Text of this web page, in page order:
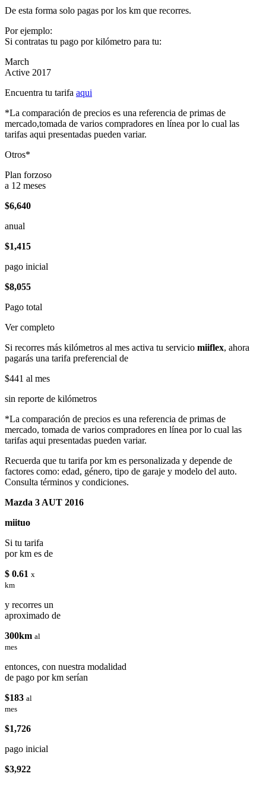
De esta forma solo pagas por los km que recorres.
Por ejemplo:
Si contratas tu pago por kilómetro para tu:
March
Active 2017
Encuentra tu tarifa aqui
*La comparación de precios es una referencia de primas de
mercado,tomada de varios compradores en línea por lo cual las
tarifas aqui presentadas pueden variar.
Otros*
Plan forzoso
a 12 meses
$6,640
anual
$1,415
pago inicial
$8,055
Pago total
Ver completo
Si recorres más kilómetros al mes activa tu servicio miiflex, ahora
pagarás una tarifa preferencial de
$441 al mes
sin reporte de kilómetros
*La comparación de precios es una referencia de primas de
mercado, tomada de varios compradores en línea por lo cual las
tarifas aqui presentadas pueden variar.
Recuerda que tu tarifa por km es personalizada y depende de
factores como: edad, género, tipo de garaje y modelo del auto.
Consulta términos y condiciones.
Mazda 3 AUT 2016
miituo
Si tu tarifa
por km es de
$ 0.61 x
km
y recorres un
aproximado de
300km al
mes
entonces, con nuestra modalidad
de pago por km serían
$183 al
mes
$1,726
pago inicial
$3,922